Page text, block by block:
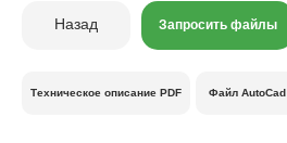
Назад Запросить файлы
Файл AutoCad
Техническое описание PDF